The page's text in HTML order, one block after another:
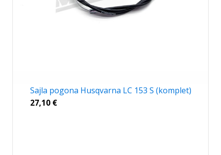
Sajla pogona Husqvarna LC 153 S (komplet)
27,10 €